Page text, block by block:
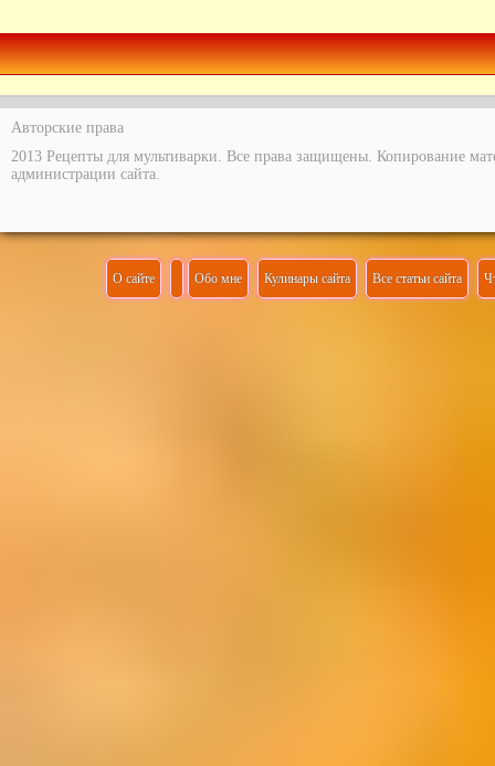
Авторские права
2013 Рецепты для мультиварки. Все права защищены. Копирование
администрации сайта.
О сайте Обо мне Кулинары сайта Все статьи сайта